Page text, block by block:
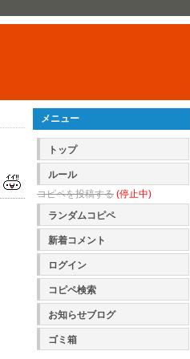
メニュー
トップ
ルール
コピペを投稿する (停止中)
ランダムコピペ
新着コメント
ログイン
コピペ検索
お知らせブログ
ゴミ箱